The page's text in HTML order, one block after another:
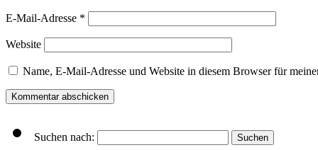
E-Mail-Adresse *
Website
Name, E-Mail-Adresse und Website in diesem Browser für
Suchen nach: